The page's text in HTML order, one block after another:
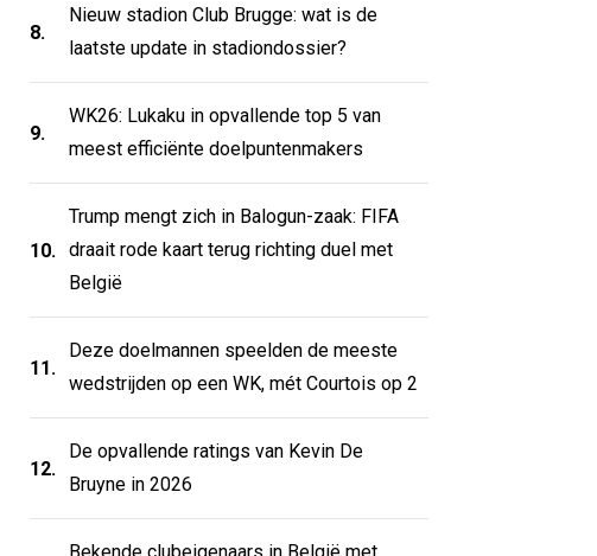
8.
Nieuw stadion Club Brugge: wat is de
laatste update in stadiondossier?
9.
WK26: Lukaku in opvallende top 5 van
meest efficiënte doelpuntenmakers
10.
Trump mengt zich in Balogun-zaak: FIFA
draait rode kaart terug richting duel met
België
11.
Deze doelmannen speelden de meeste
wedstrijden op een WK, mét Courtois op 2
12.
De opvallende ratings van Kevin De
Bruyne in 2026